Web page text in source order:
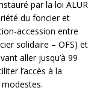
par la loi ALUR
du foncier et
accession entre
solidaire – OFS) et
aller jusqu’à 99
l’accès à la